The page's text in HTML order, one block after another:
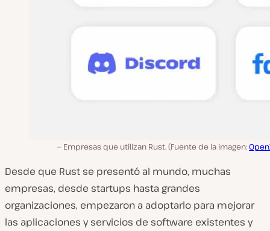
Empresas que utilizan Rust. (Fuente de la imagen:
Desde que Rust se presentó al mundo, muchas
empresas, desde startups hasta grandes
organizaciones, empezaron a adoptarlo para mejorar
las aplicaciones y servicios de software existentes y